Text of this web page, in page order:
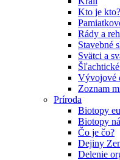
Kto je kto?
Rády a
Stavebné
Svätci a
Vývojové
Zoznam
Príroda
Biotopy
Biotopy
Čo je čo?
Dejiny
Delenie